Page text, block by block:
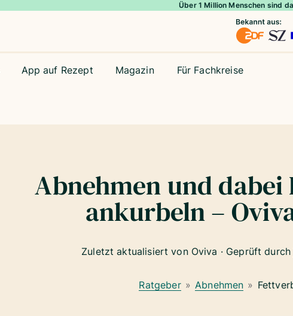
Über 1 Million Menschen sind
App auf Rezept Magazin Für Fachkreise
Abnehmen und
ankurbeln –
Zuletzt aktualisiert von Oviva · Geprüft
Ratgeber » Abnehmen »